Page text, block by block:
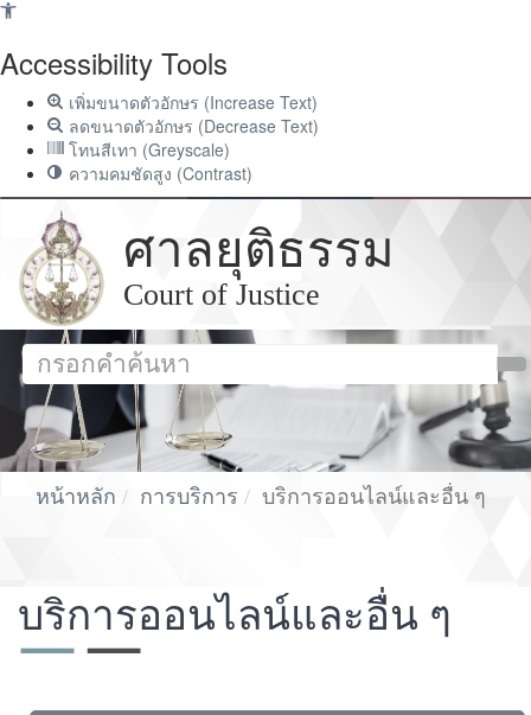
Accessibility Tools
เพิ่มขนาดตัวอักษร (Increase Text)
ลดขนาดตัวอักษร (Decrease Text)
โทนสีเทา (Greyscale)
ความคมชัดสูง (Contrast)
ศาลยุติธรรม
Court of Justice
หน้าหลัก การบริการ บริการออนไลน์และอื่น ๆ
บริการออนไลน์และอื่น ๆ